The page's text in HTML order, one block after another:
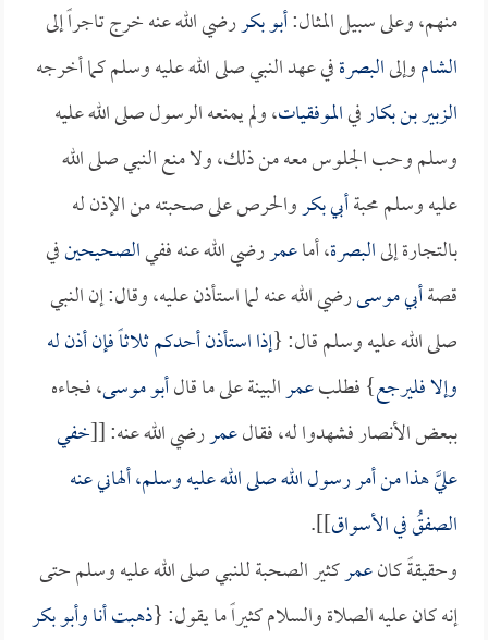
منهم، وعلى سبيل المثال:أبو بكررضي الله عنه خرج تاجراً إلى
الشاموإلىالبصرةفي عهد النبي صلى الله عليه وسلم كما أخرجه
الزبير بن بكارفيالموفقيات، ولم يمنعه الرسول صلى الله عليه
وسلم وحب الجلوس معه من ذلك، ولا منع النبي صلى الله
عليه وسلم محبةأبي بكروالحرص على صحبته من الإذن له
بالتجارة إلىالبصرة، أماعمررضي الله عنه ففيالصحيحينفي
قصةأبي موسىرضي الله عنه لما استأذن عليه، وقال: إن النبي
صلى الله عليه وسلم قال: {إذا استأذن أحدكم ثلاثاً فإن أذن له
وإلا فليرجع} فطلبعمرالبينة على ما قالأبو موسى، فجاءه
ببعض الأنصار فشهدوا له، فقالعمررضي الله عنه: [[خفي
عليَّ هذا من أمر رسول الله صلى الله عليه وسلم، ألهاني عنه
الصفقُ في الأسواق]].
وحقيقةً كانعمركثير الصحبة للنبي صلى الله عليه وسلم حتى
إنه كان عليه الصلاة والسلام كثيراً ما يقول: {ذهبت أنا وأبو بكر